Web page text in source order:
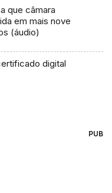
que câmara
em mais nove
(áudio)
digital
PUB